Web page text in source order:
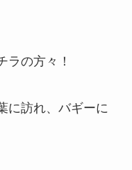
ラの方々！
に訪れ、バギーに